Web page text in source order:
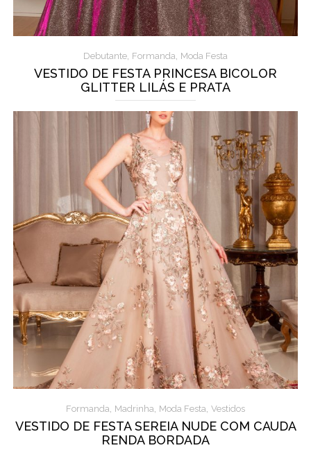
Debutante, Formanda, Moda Festa
VESTIDO DE FESTA PRINCESA BICOLOR
GLITTER LILÁS E PRATA
Formanda, Madrinha, Moda Festa, Vestidos
VESTIDO DE FESTA SEREIA NUDE COM CAUDA
RENDA BORDADA